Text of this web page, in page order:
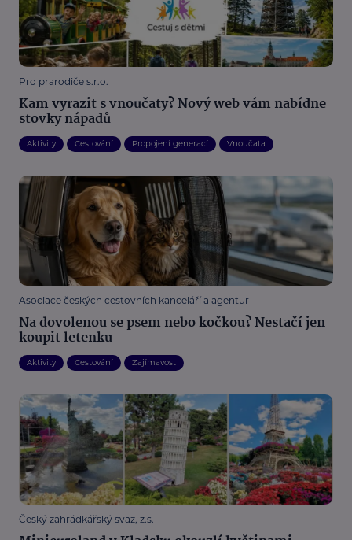
Pro prarodiče s.r.o.
Kam vyrazit s vnoučaty? Nový web vám nabídne
stovky nápadů
Aktivity Cestování Propojení generací Vnoučata
Asociace českých cestovních kanceláří a agentur
Na dovolenou se psem nebo kočkou? Nestačí jen
koupit letenku
Aktivity Cestování Zajímavost
Český zahrádkářský svaz, z.s.